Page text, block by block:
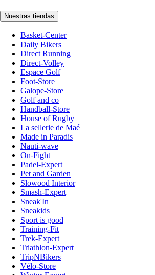
Nuestras tiendas
Basket-Center
Daily Bikers
Direct Running
Direct-Volley
Espace Golf
Foot-Store
Galope-Store
Golf and co
Handball-Store
House of Rugby
La sellerie de Maé
Made in Paradis
Nauti-wave
On-Fight
Padel-Expert
Pet and Garden
Slowood Interior
Smash-Expert
Sneak'In
Sneakids
Sport is good
Training-Fit
Trek-Expert
Triathlon-Expert
TripNBikers
Vélo-Store